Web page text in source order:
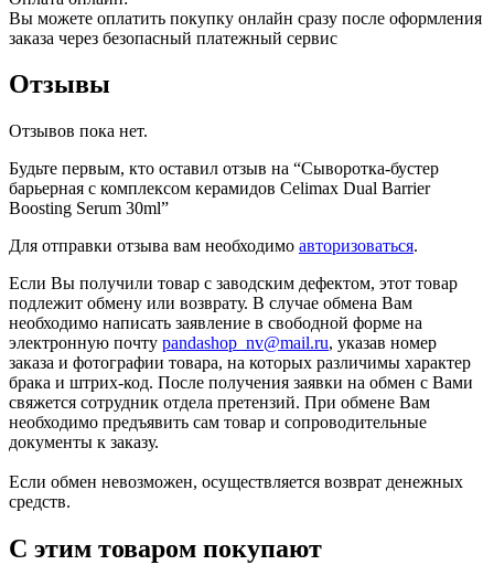
Вы можете оплатить покупку онлайн сразу после оформления
заказа через безопасный платежный сервис
Отзывы
Отзывов пока нет.
Будьте первым, кто оставил отзыв на “Сыворотка-бустер
барьерная с комплексом керамидов Celimax Dual Barrier
Boosting Serum 30ml”
Для отправки отзыва вам необходимо авторизоваться.
Если Вы получили товар с заводским дефектом, этот товар
подлежит обмену или возврату. В случае обмена Вам
необходимо написать заявление в свободной форме на
электронную почту pandashop_nv@mail.ru, указав номер
заказа и фотографии товара, на которых различимы характер
брака и штрих-код. После получения заявки на обмен с Вами
свяжется сотрудник отдела претензий. При обмене Вам
необходимо предъявить сам товар и сопроводительные
документы к заказу.
Если обмен невозможен, осуществляется возврат денежных
средств.
С этим товаром покупают